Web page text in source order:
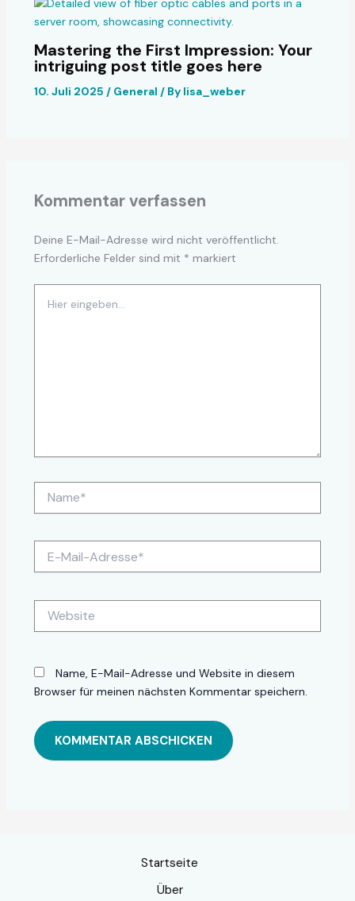
Mastering the First Impression: Your
intriguing post title goes here
10. Juli 2025 / General / By lisa_weber
Kommentar verfassen
Deine E-Mail-Adresse wird nicht veröffentlicht.
Erforderliche Felder sind mit * markiert
eingeben…
Mail-
Name, E-Mail-Adresse und Website in diesem
Browser für meinen nächsten Kommentar speichern.
Startseite
Über